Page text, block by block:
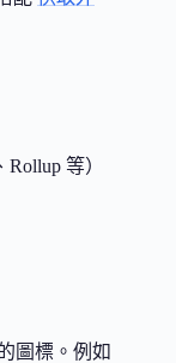
等）
圖標。例如